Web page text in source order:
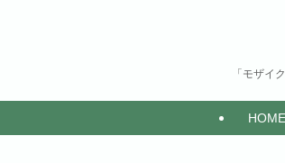
「モザイ
HOME